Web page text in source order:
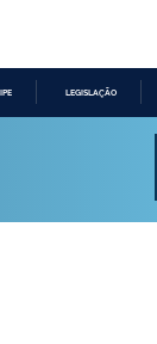
LEGISLAÇÃO